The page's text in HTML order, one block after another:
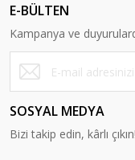
E-BÜLTEN
Kampanya ve
SOSYAL MEDYA
Bizi takip edin, kârlı çıkın!